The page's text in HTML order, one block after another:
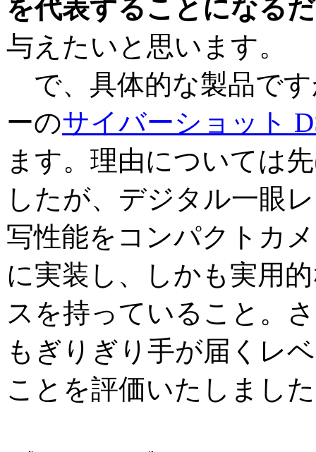
を代表することになる
与えたいと思います。
で、具体的な製品で
ーのサイバーショット
ます。理由については
したが、デジタル一眼
写性能をコンパクトカ
に実装し、しかも実用
スを持っていること。
もぎりぎり手が届くレ
ことを評価いたしまし